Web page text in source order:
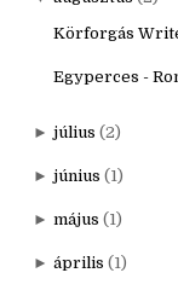
►szeptember (2)
▼augusztus (2)
► július (2)
► június (1)